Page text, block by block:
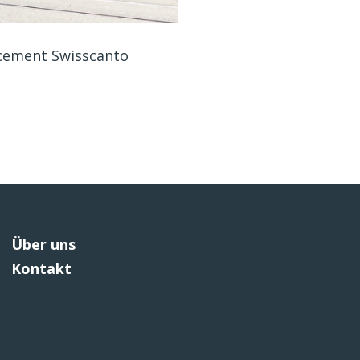
Swisscanto
Über uns
Kontakt